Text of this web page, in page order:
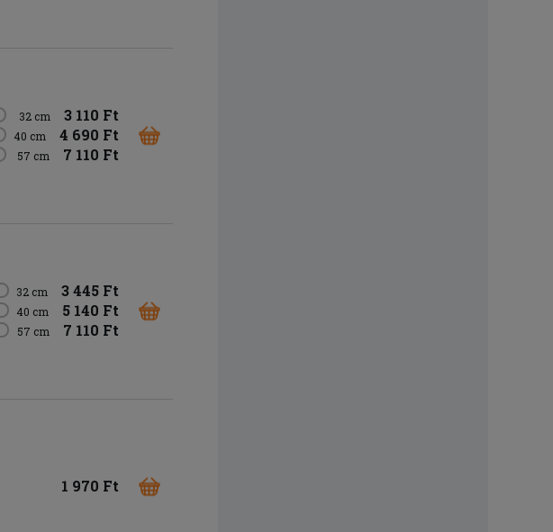
32 cm 3 110 Ft
40 cm 4 690 Ft
57 cm 7 110 Ft
32 cm 3 445 Ft
40 cm 5 140 Ft
57 cm 7 110 Ft
1 970 Ft